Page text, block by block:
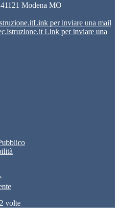
Modena MO
Link per inviare una mail
Link per inviare una
volte